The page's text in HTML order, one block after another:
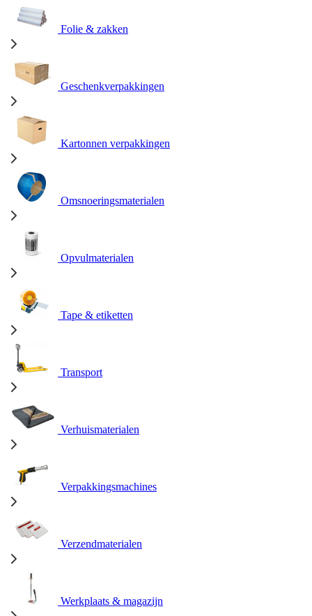
Folie & zakken
Geschenkverpakkingen
Kartonnen verpakkingen
Omsnoeringsmaterialen
Opvulmaterialen
Tape & etiketten
Transport
Verhuismaterialen
Verpakkingsmachines
Verzendmaterialen
Werkplaats & magazijn